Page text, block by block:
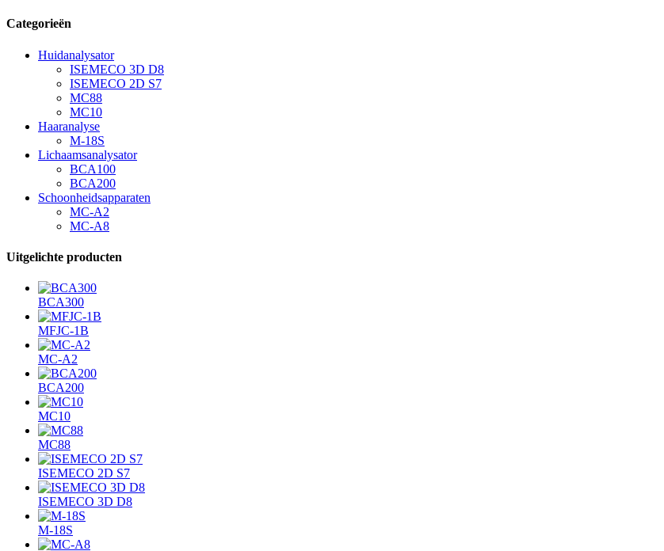
Categorieën
Huidanalysator
ISEMECO 3D D8
ISEMECO 2D S7
MC88
MC10
Haaranalyse
M-18S
Lichaamsanalysator
BCA100
BCA200
Schoonheidsapparaten
MC-A2
MC-A8
Uitgelichte producten
BCA300
MFJC-1B
MC-A2
BCA200
MC10
MC88
ISEMECO 2D S7
ISEMECO 3D D8
M-18S